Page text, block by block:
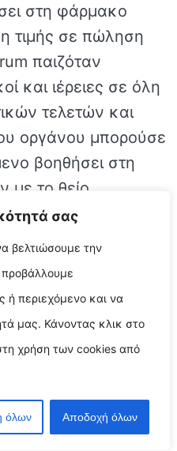
σας
βελτιώσουμε την
προβάλλουμε
ή περιεχόμενο και να
μας. Κάνοντας κλικ στο
χρήση των cookies από
όλων Αποδοχή όλων
στη φάρμακο
τιμής σε πώληση
παιζόταν
και ιέρειες σε όλη
τελετών και
οργάνου μπορούσε
βοηθήσει στη
το θείο.
εξακολουθεί
συνηθίζω ως
ορισμένους
φαρμακευτικής
ο ήχος του sistrum
το ενδεχόμενο
σε πώληση της
του του στρες
στη της